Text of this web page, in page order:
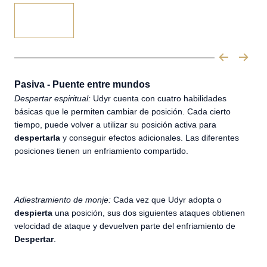
Pasiva - Puente entre mundos
Despertar espiritual: Udyr cuenta con cuatro habilidades
básicas que le permiten cambiar de posición. Cada cierto
tiempo, puede volver a utilizar su posición activa para
despertarla y conseguir efectos adicionales. Las diferentes
posiciones tienen un enfriamiento compartido.
Adiestramiento de monje: Cada vez que Udyr adopta o
despierta una posición, sus dos siguientes ataques obtienen
velocidad de ataque y devuelven parte del enfriamiento de
Despertar.